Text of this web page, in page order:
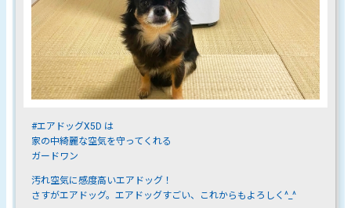
#エアドッグX5D は
家の中綺麗な空気を守ってくれる
ガードワン
汚れ空気に感度高いエアドッグ！
さすがエアドッグ。エアドッグすごい、これからもよろしく^_^